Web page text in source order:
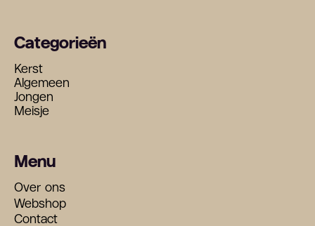
Categorieën
Kerst
Algemeen
Jongen
Meisje
Menu
Over ons
Webshop
Contact